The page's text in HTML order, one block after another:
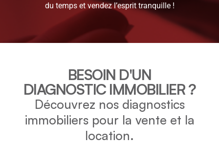
du temps et vendez l’esprit tranquille !
BESOIN D'UN
DIAGNOSTIC IMMOBILIER ?
Découvrez nos diagnostics
immobiliers pour la vente et la
location.